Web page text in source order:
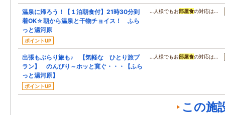
温泉に帰ろう！【１泊朝食付】21時30分到
着OK☆朝から温泉と干物チョイス！ ふら
っと湯河原
ポイントUP
…人様でもお部屋食の対応は…
出張もぶらり旅も♪ 【気軽な ひとり旅プ
ラン】 のんびり～ホッと寛ぐ・・・【ふら
っと湯河原】
ポイントUP
…人様でもお部屋食の対応は…
この施